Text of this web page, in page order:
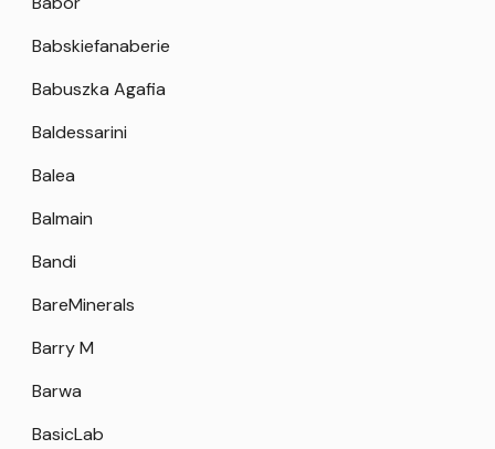
Babskiefanaberie
Babuszka Agafia
Baldessarini
Balea
Balmain
Bandi
BareMinerals
Barry M
Barwa
BasicLab